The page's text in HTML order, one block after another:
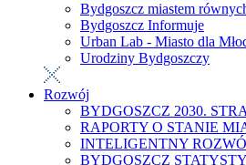
Bydgoszcz miastem
Bydgoszcz Informuje
Urban Lab - Miasto dla
Urodziny Bydgoszczy
Rozwój
BYDGOSZCZ 2030.
RAPORTY O STANIE
INTELIGENTNY
BYDGOSZCZ